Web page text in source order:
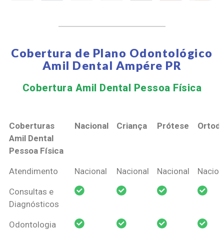
Cobertura de Plano Odontológico
Amil Dental Ampére PR
Cobertura Amil Dental Pessoa Física​
Coberturas
Amil Dental
Pessoa Física
Nacional Criança Prótese
Coberturas
Pessoa Física
Nacional Criança Prótese
Atendimento Nacional Nacional Nacional
Consultas e
Diagnósticos
Odontologia